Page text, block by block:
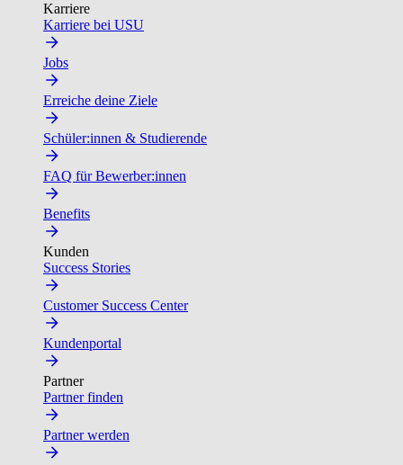
Karriere
Karriere bei USU
Jobs
Erreiche deine Ziele
Schüler:innen & Studierende
FAQ für Bewerber:innen
Benefits
Kunden
Success Stories
Customer Success Center
Kundenportal
Partner
Partner finden
Partner werden